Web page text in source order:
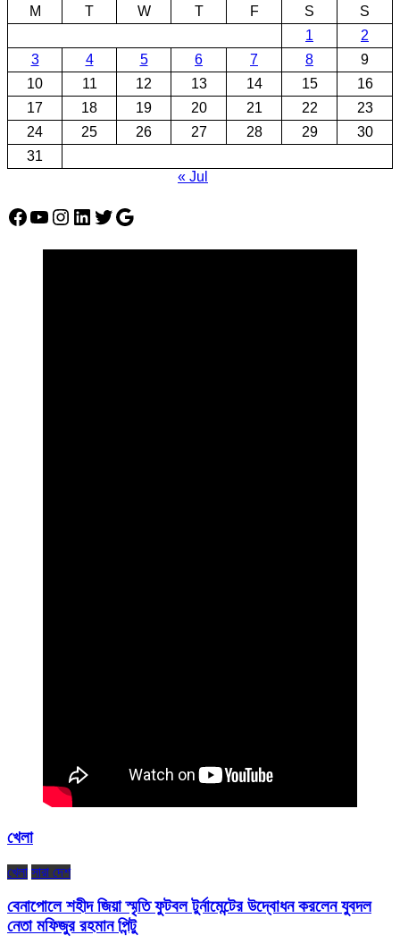
M
T W T F S
S
1
2
3
4 5 6 7 8
9
10
11 12 13 14 15
16
17
18 19 20 21 22
23
24
25 26 27 28 29
30
31
« Jul
Facebook
YouTube
Instagram
LinkedIn
Twitter
Google
খেলা
খেলা সারা দেশ
বেনাপোলে শহীদ জিয়া স্মৃতি ফুটবল টুর্নামেন্টের উদ্বোধন করলেন যুবদল
নেতা মফিজুর রহমান পিন্টু